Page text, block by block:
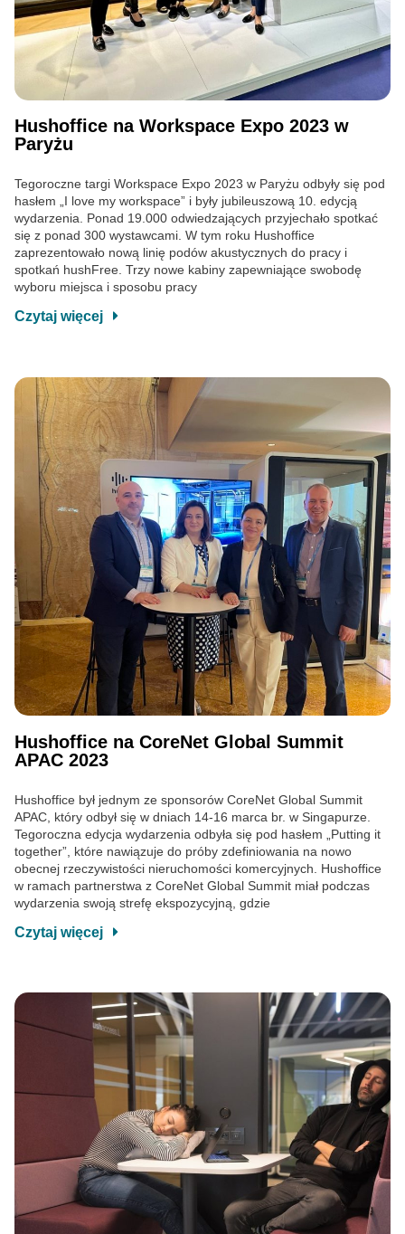
Hushoffice na Workspace Expo 2023 w
Paryżu
Tegoroczne targi Workspace Expo 2023 w Paryżu odbyły się pod
hasłem „I love my workspace” i były jubileuszową 10. edycją
wydarzenia. Ponad 19.000 odwiedzających przyjechało spotkać
się z ponad 300 wystawcami. W tym roku Hushoffice
zaprezentowało nową linię podów akustycznych do pracy i
spotkań hushFree. Trzy nowe kabiny zapewniające swobodę
wyboru miejsca i sposobu pracy
Czytaj więcej
Hushoffice na CoreNet Global Summit
APAC 2023
Hushoffice był jednym ze sponsorów CoreNet Global Summit
APAC, który odbył się w dniach 14-16 marca br. w Singapurze.
Tegoroczna edycja wydarzenia odbyła się pod hasłem „Putting it
together”, które nawiązuje do próby zdefiniowania na nowo
obecnej rzeczywistości nieruchomości komercyjnych. Hushoffice
w ramach partnerstwa z CoreNet Global Summit miał podczas
wydarzenia swoją strefę ekspozycyjną, gdzie
Czytaj więcej